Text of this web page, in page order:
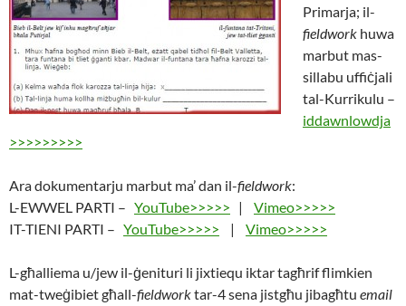
Primarja; il-
fieldwork huwa
marbut mas-
sillabu uffiċjali
tal-Kurrikulu –
iddawnlowdja
>>>>>>>>>
Ara dokumentarju marbut ma’ dan il-fieldwork:
L-EWWEL PARTI – YouTube>>>>> | Vimeo>>>>>
IT-TIENI PARTI – YouTube>>>>> | Vimeo>>>>>
L-għalliema u/jew il-ġenituri li jixtiequ iktar tagħrif flimkien
mat-tweġibiet għall-fieldworktar-4 sena jistgħu jibagħtu email